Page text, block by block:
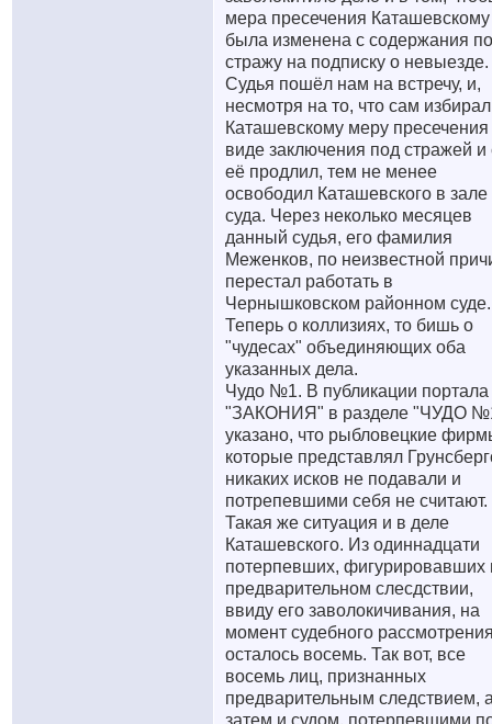
мера пресечения Каташевскому
была изменена с содержания
стражу на подписку о невыезде.
Судья пошёл нам на встречу, и,
несмотря на то, что сам избирал
Каташевскому меру пресечения
виде заключения под стражей и
её продлил, тем не менее
освободил Каташевского в зале
суда. Через неколько месяцев
данный судья, его фамилия
Меженков, по неизвестной
перестал работать в
Чернышковском районном суде.
Теперь о коллизиях, то бишь о
"чудесах" объединяющих оба
указанных дела.
Чудо №1. В публикации портала
"ЗАКОНИЯ" в разделе "ЧУДО
указано, что рыбловецкие
которые представлял
никаких исков не подавали и
потрепевшими себя не считают.
Такая же ситуация и в деле
Каташевского. Из одиннадцати
потерпевших, фигурировавших
предварительном слесдствии,
ввиду его заволокичивания, на
момент судебного
осталось восемь. Так вот, все
восемь лиц, признанных
предварительным следствием,
затем и судом, потерпевшими